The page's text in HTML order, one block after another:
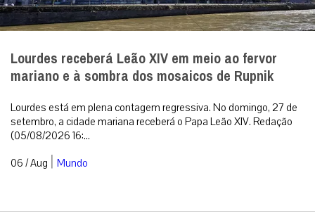
Lourdes receberá Leão XIV em meio ao fervor
mariano e à sombra dos mosaicos de Rupnik
Lourdes está em plena contagem regressiva. No domingo, 27 de
setembro, a cidade mariana receberá o Papa Leão XIV. Redação
(05/08/2026 16:...
06 / Aug | Mundo